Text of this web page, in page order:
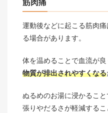
筋肉痛
運動後などに起こる筋肉
る場合があります。
体を温めることで血流が良
物質が排出されやすくなる
ぬるめのお湯に浸かるこ
張りやだるさが軽減するこ